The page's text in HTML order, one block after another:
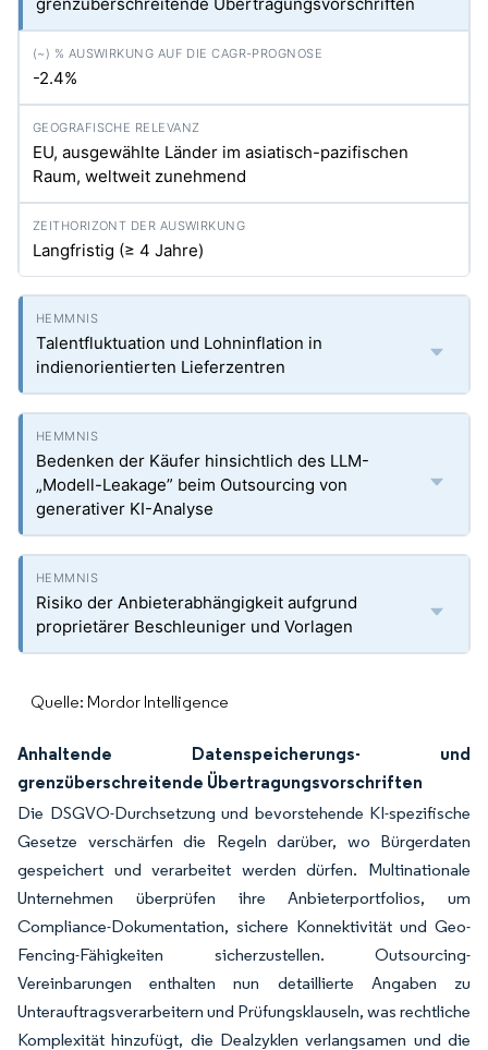
-2.4%
EU, ausgewählte Länder im asiatisch-pazifischen
Raum, weltweit zunehmend
Langfristig (≥ 4 Jahre)
Talentfluktuation und Lohninflation in
indienorientierten Lieferzentren
Bedenken der Käufer hinsichtlich des LLM-
„Modell-Leakage” beim Outsourcing von
generativer KI-Analyse
Risiko der Anbieterabhängigkeit aufgrund
proprietärer Beschleuniger und Vorlagen
Quelle: Mordor Intelligence
Anhaltende Datenspeicherungs- und
grenzüberschreitende Übertragungsvorschriften
Die DSGVO-Durchsetzung und bevorstehende KI-spezifische
Gesetze verschärfen die Regeln darüber, wo Bürgerdaten
gespeichert und verarbeitet werden dürfen. Multinationale
Unternehmen überprüfen ihre Anbieterportfolios, um
Compliance-Dokumentation, sichere Konnektivität und Geo-
Fencing-Fähigkeiten sicherzustellen. Outsourcing-
Vereinbarungen enthalten nun detaillierte Angaben zu
Unterauftragsverarbeitern und Prüfungsklauseln, was rechtliche
Komplexität hinzufügt, die Dealzyklen verlangsamen und die